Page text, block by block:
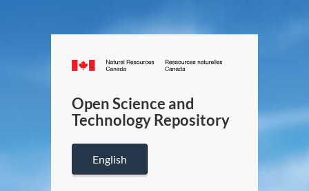
Canada.ca
/
Canada
Open Science and
Technology Repository
English